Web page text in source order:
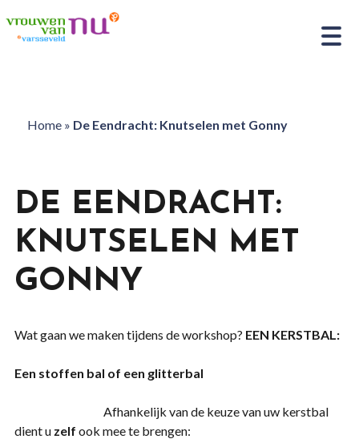
Home» De Eendracht: Knutselen met Gonny
DE EENDRACHT:
KNUTSELEN MET
GONNY
Wat gaan we maken tijdens de workshop? EEN KERSTBAL:
Een stoffen bal of een glitterbal
Afhankelijk van de keuze van uw kerstbal
dient u zelf ook mee te brengen: